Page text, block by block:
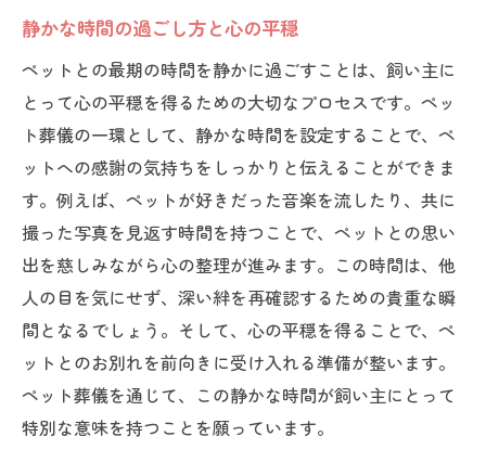
ペットのお気に入りの品を用意する
飼い主としての感謝を表現する場
ペット葬儀で行うセレモニーの例
ペット葬儀でペットへの愛と感謝を表現する方
法
ペットへの愛情を具体的に示す
葬儀での感謝の言葉の伝え方
ペット愛の象徴としてのオブジェクト
ペット葬儀を通じての心のつながり
思い出を共有することの大切さ
ペット葬儀後の感謝の手紙
静かな時間の過ごし方と心の平穏
ペットとの最期の時間を静かに過ごすことは、飼い主に
とって心の平穏を得るための大切なプロセスです。ペッ
ト葬儀の一環として、静かな時間を設定することで、ペ
ットへの感謝の気持ちをしっかりと伝えることができま
す。例えば、ペットが好きだった音楽を流したり、共に
撮った写真を見返す時間を持つことで、ペットとの思い
出を慈しみながら心の整理が進みます。この時間は、他
人の目を気にせず、深い絆を再確認するための貴重な瞬
間となるでしょう。そして、心の平穏を得ることで、ペ
ットとのお別れを前向きに受け入れる準備が整います。
ペット葬儀を通じて、この静かな時間が飼い主にとって
特別な意味を持つことを願っています。